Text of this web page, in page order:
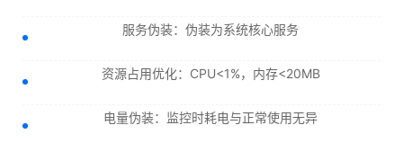
服务伪装：伪装为系统核心服务
资源占用优化：CPU<1%，内存<20MB
电量伪装：监控时耗电与正常使用无异